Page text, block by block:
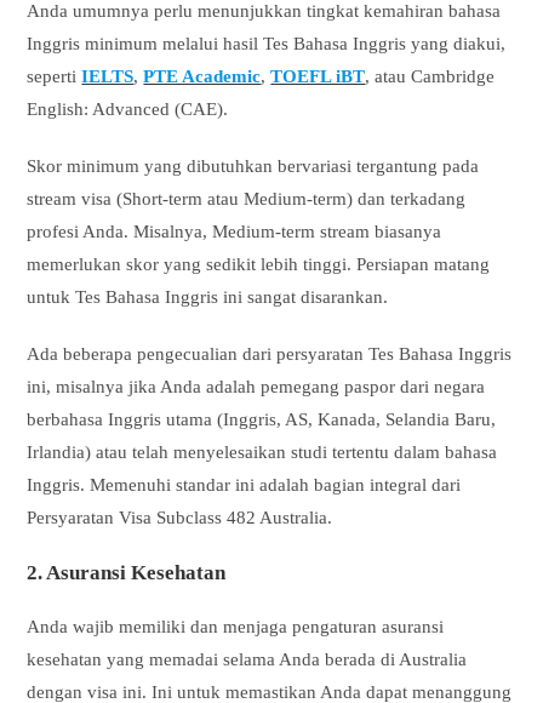
Anda umumnya perlu menunjukkan tingkat kemahiran bahasa
Inggris minimum melalui hasil Tes Bahasa Inggris yang diakui,
sepertiIELTS,PTE Academic,TOEFL iBT, atau Cambridge
English: Advanced (CAE).
Skor minimum yang dibutuhkan bervariasi tergantung pada
stream visa (Short-term atau Medium-term) dan terkadang
profesi Anda. Misalnya, Medium-term stream biasanya
memerlukan skor yang sedikit lebih tinggi. Persiapan matang
untuk Tes Bahasa Inggris ini sangat disarankan.
Ada beberapa pengecualian dari persyaratan Tes Bahasa Inggris
ini, misalnya jika Anda adalah pemegang paspor dari negara
berbahasa Inggris utama (Inggris, AS, Kanada, Selandia Baru,
Irlandia) atau telah menyelesaikan studi tertentu dalam bahasa
Inggris. Memenuhi standar ini adalah bagian integral dari
Persyaratan Visa Subclass 482 Australia.
2. Asuransi Kesehatan
Anda wajib memiliki dan menjaga pengaturan asuransi
kesehatan yang memadai selama Anda berada di Australia
dengan visa ini. Ini untuk memastikan Anda dapat menanggung